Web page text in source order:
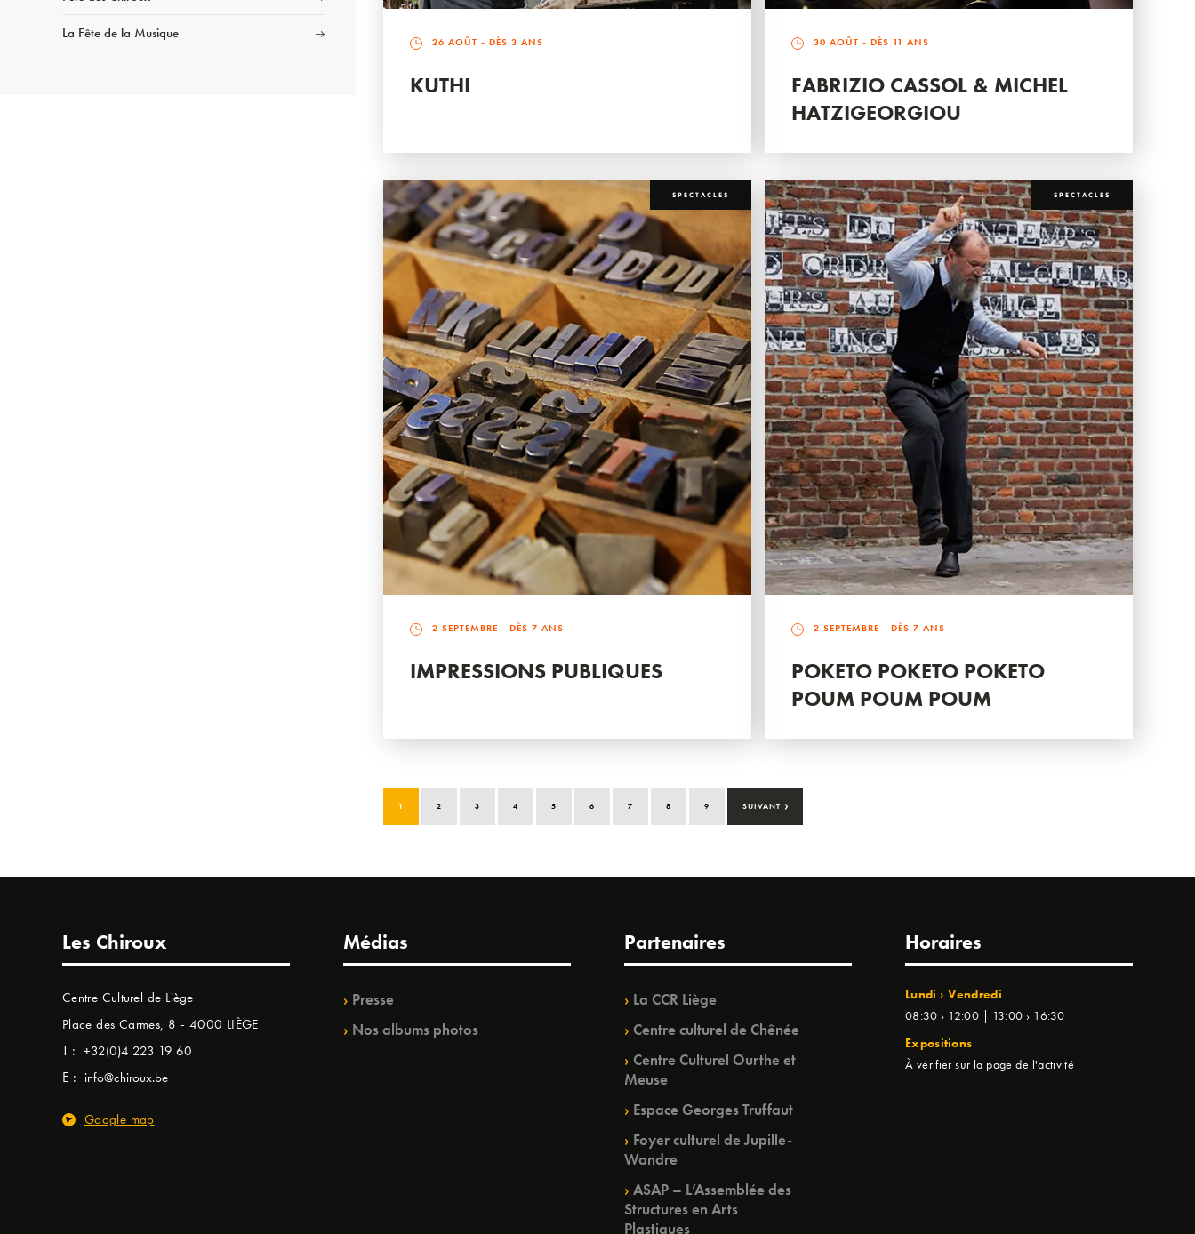
La Fête de la Musique 26 AOÛT - DÈS 3 ANS
KUTHI
30 AOÛT - DÈS 11 ANS
FABRIZIO CASSOL & MICHEL
HATZIGEORGIOU
SPECTACLES
2 SEPTEMBRE - DÈS 7 ANS
IMPRESSIONS PUBLIQUES
SPECTACLES
2 SEPTEMBRE - DÈS 7 ANS
POKETO POKETO POKETO
POUM POUM POUM
1 2 3 4 5 6 7 8 9 SUIVANT ›
Les Chiroux
Centre Culturel de Liège
Place des Carmes, 8 - 4000 LIÈGE
T : +32(0)4 223 19 60
E : info@chiroux.be
Google map
Médias
Presse
Nos albums photos
Partenaires
La CCR Liège
Centre culturel de Chênée
Centre Culturel Ourthe et
Meuse
Espace Georges Truffaut
Foyer culturel de Jupille-
Wandre
ASAP – L’Assemblée des
Structures en Arts
Plastiques
Horaires
Lundi › Vendredi
08:30 › 12:00 | 13:00 › 16:30
Expositions
À vérifier sur la page de l'activité